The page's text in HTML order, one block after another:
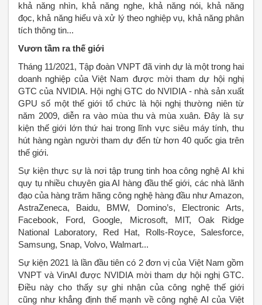
khả năng nhìn, khả năng nghe, khả năng nói, khả năng
đọc, khả năng hiểu và xử lý theo nghiệp vụ, khả năng phân
tích thông tin...
Vươn tầm ra thế giới
Tháng 11/2021, Tập đoàn VNPT đã vinh dự là một trong hai
doanh nghiệp của Việt Nam được mời tham dự hội nghị
GTC của NVIDIA. Hội nghị GTC do NVIDIA - nhà sản xuất
GPU số một thế giới tổ chức là hội nghị thường niên từ
năm 2009, diễn ra vào mùa thu và mùa xuân. Đây là sự
kiện thế giới lớn thứ hai trong lĩnh vực siêu máy tính, thu
hút hàng ngàn người tham dự đến từ hơn 40 quốc gia trên
thế giới.
Sự kiện thực sự là nơi tập trung tinh hoa công nghệ AI khi
quy tụ nhiều chuyên gia AI hàng đầu thế giới, các nhà lãnh
đạo của hàng trăm hãng công nghệ hàng đầu như Amazon,
AstraZeneca, Baidu, BMW, Domino’s, Electronic Arts,
Facebook, Ford, Google, Microsoft, MIT, Oak Ridge
National Laboratory, Red Hat, Rolls-Royce, Salesforce,
Samsung, Snap, Volvo, Walmart...
Sự kiện 2021 là lần đầu tiên có 2 đơn vị của Việt Nam gồm
VNPT và VinAI được NVIDIA mời tham dự hội nghị GTC.
Điều này cho thấy sự ghi nhận của công nghệ thế giới
cũng như khẳng định thế mạnh về công nghệ AI của Việt